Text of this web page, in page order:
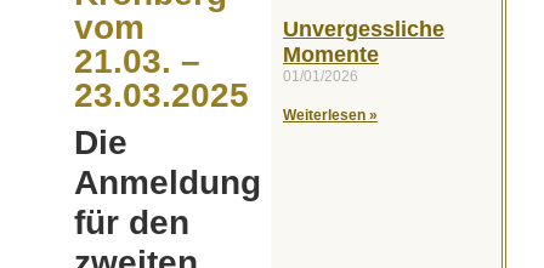
Unvergessliche
Momente
01/01/2026
Weiterlesen »
vom
21.03. –
23.03.2025
Die
Anmeldung
für den